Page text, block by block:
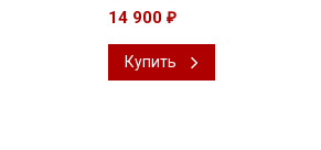
14 900 ₽
Купить